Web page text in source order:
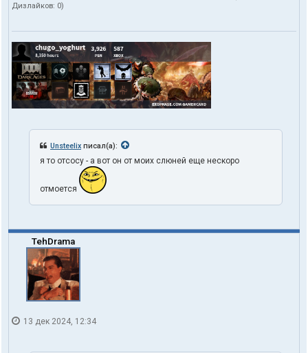
Дизлайков: 0)
Unsteelix писал(а):
я то отсосу - а вот он от моих слюней еще нескоро
отмоется
TehDrama
13 дек 2024, 12:34